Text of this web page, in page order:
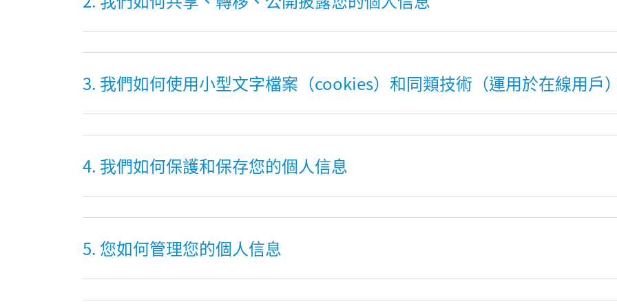
3. 我們如何使用小型文字檔案（cookies）和同類技術（運用於在線用戶
4. 我們如何保護和保存您的個人信息
5. 您如何管理您的個人信息